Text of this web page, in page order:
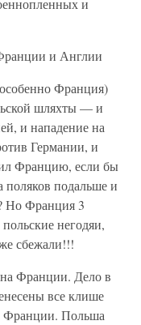
и
и Англии
Франция)
шляхты — и
и нападение на
Германии, и
Францию, если бы
поляков подальше и
Но Франция 3
негодяи,
сбежали!!!
на Франции. Дело в
все клише
Франции. Польша